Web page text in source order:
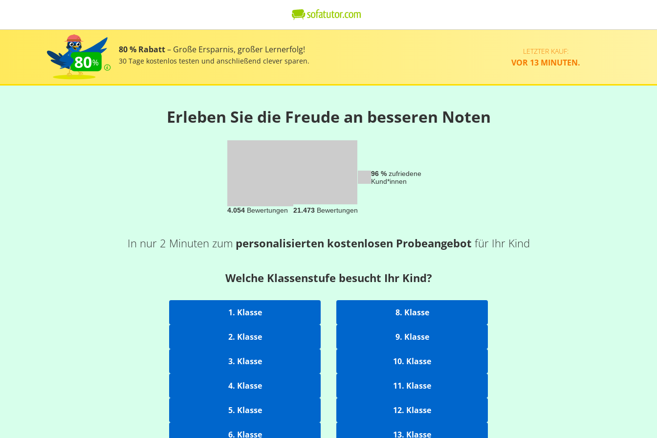
80
80 % Rabatt– Große Ersparnis, großer Lernerfolg!
30 Tage kostenlos testen und anschließend clever sparen.
LETZTER KAUF:
VOR 13 MINUTEN.
Erleben Sie die Freude an besseren Noten
4.054Bewertungen 21.473Bewertungen
96 %zufriedene
Kund*innen
In nur 2 Minuten zum personalisierten kostenlosen Probeangebot für Ihr Kind
Welche Klassenstufe besucht Ihr Kind?
1. Klasse
2. Klasse
3. Klasse
4. Klasse
5. Klasse
6. Klasse
8. Klasse
9. Klasse
10. Klasse
11. Klasse
12. Klasse
13. Klasse